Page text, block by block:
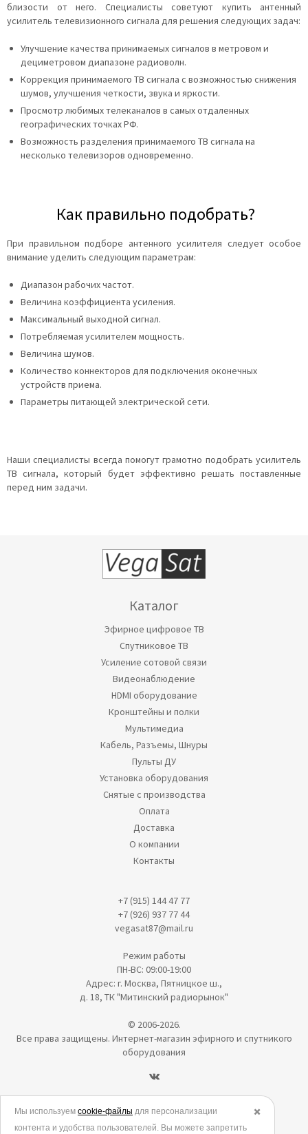
близости от него. Специалисты советуют купить антенный
усилитель телевизионного сигнала для решения следующих задач:
Улучшение качества принимаемых сигналов в метровом и
дециметровом диапазоне радиоволн.
Коррекция принимаемого ТВ сигнала с возможностью снижения
шумов, улучшения четкости, звука и яркости.
Просмотр любимых телеканалов в самых отдаленных
географических точках РФ.
Возможность разделения принимаемого ТВ сигнала на
несколько телевизоров одновременно.
Как правильно подобрать?
При правильном подборе антенного усилителя следует особое
внимание уделить следующим параметрам:
Диапазон рабочих частот.
Величина коэффициента усиления.
Максимальный выходной сигнал.
Потребляемая усилителем мощность.
Величина шумов.
Количество коннекторов для подключения оконечных
устройств приема.
Параметры питающей электрической сети.
Наши специалисты всегда помогут грамотно подобрать усилитель
ТВ сигнала, который будет эффективно решать поставленные
перед ним задачи.
Каталог
Эфирное цифровое ТВ
Спутниковое ТВ
Усиление сотовой связи
Видеонаблюдение
HDMI оборудование
Кронштейны и полки
Мультимедиа
Кабель, Разъемы, Шнуры
Пульты ДУ
Установка оборудования
Снятые с производства
Оплата
Доставка
О компании
Контакты
+7 (915) 144 47 77
+7 (926) 937 77 44
vegasat87@mail.ru
Режим работы
ПН-ВС: 09:00-19:00
Адрес: г. Москва, Пятницкое ш.,
д. 18, ТК "Митинский радиорынок"
© 2006-2026.
Все права защищены. Интернет-магазин эфирного и спутникого
оборудования
Политика в отношении обработки персональных данных
✖️
Мы используем cookie-файлы для персонализации
контента и удобства пользователей. Вы можете запретить